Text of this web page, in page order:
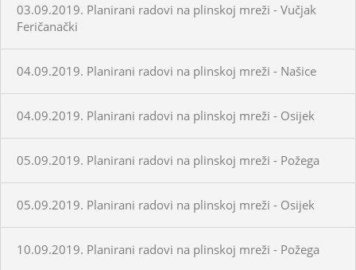
03.09.2019. Planirani radovi na plinskoj mreži - Vučjak
Feričanački
04.09.2019. Planirani radovi na plinskoj mreži - Našice
04.09.2019. Planirani radovi na plinskoj mreži - Osijek
05.09.2019. Planirani radovi na plinskoj mreži - Požega
05.09.2019. Planirani radovi na plinskoj mreži - Osijek
10.09.2019. Planirani radovi na plinskoj mreži - Požega